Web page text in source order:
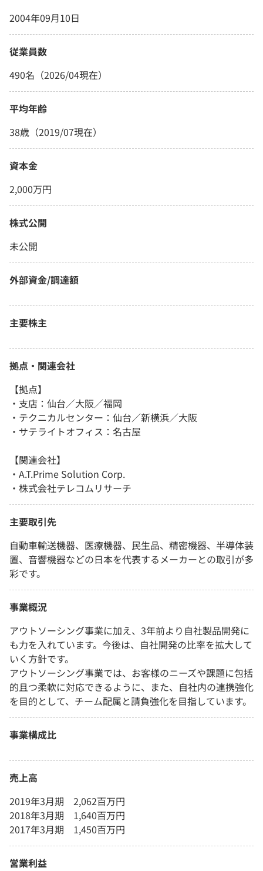
2004年09月10日
従業員数
490名（2026/04現在）
平均年齢
38歳（2019/07現在）
資本金
2,000万円
株式公開
未公開
外部資金/調達額
主要株主
拠点・関連会社
【拠点】
・支店：仙台／大阪／福岡
・テクニカルセンター：仙台／新横浜／大阪
・サテライトオフィス：名古屋
【関連会社】
・A.T.Prime Solution Corp.
・株式会社テレコムリサーチ
主要取引先
自動車輸送機器、医療機器、民生品、精密機器、半導体装
置、音響機器などの日本を代表するメーカーとの取引が多
彩です。
事業概況
アウトソーシング事業に加え、3年前より自社製品開発に
も力を入れています。今後は、自社開発の比率を拡大して
いく方針です。
アウトソーシング事業では、お客様のニーズや課題に包括
的且つ柔軟に対応できるように、また、自社内の連携強化
を目的として、チーム配属と請負強化を目指しています。
事業構成比
売上高
2019年3月期 2,062百万円
2018年3月期 1,640百万円
2017年3月期 1,450百万円
営業利益